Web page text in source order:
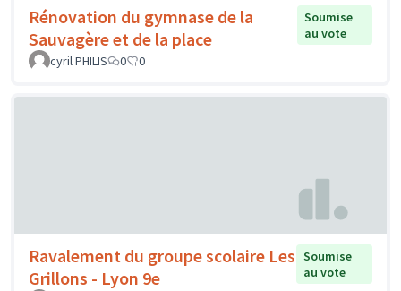
Rénovation du gymnase de la
Sauvagère et de la place
Soumise
au vote
cyril PHILIS
0 0
Ravalement du groupe scolaire Les
Grillons - Lyon 9e
Soumise
au vote